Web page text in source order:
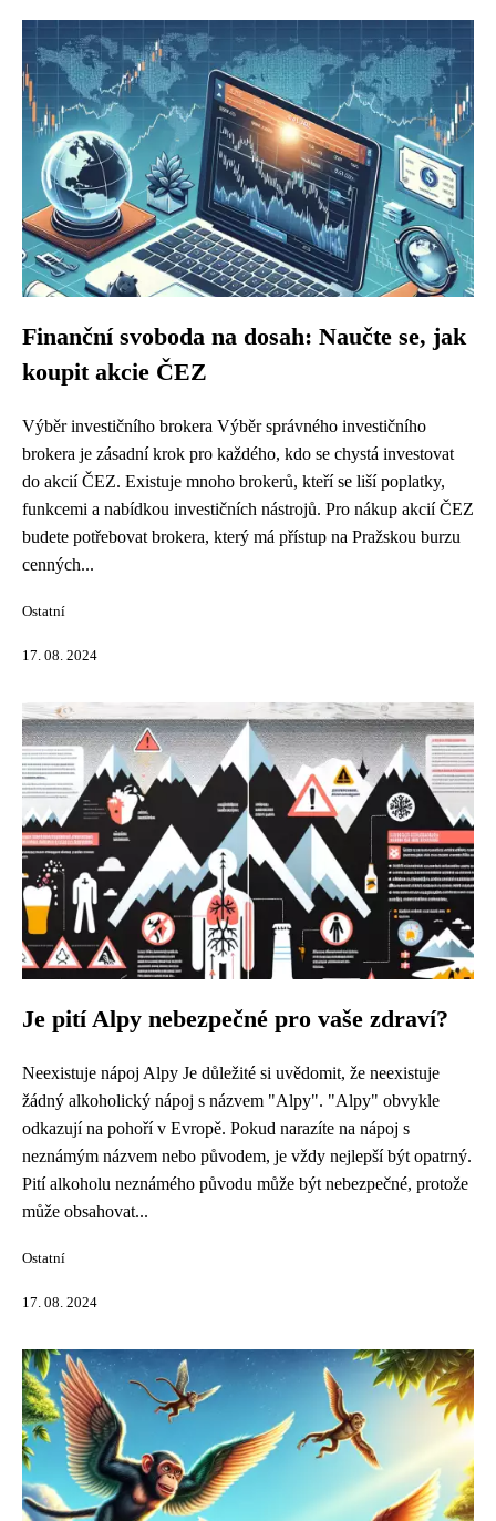
Finanční svoboda na dosah: Naučte se, jak
koupit akcie ČEZ
Výběr investičního brokera Výběr správného investičního
brokera je zásadní krok pro každého, kdo se chystá investovat
do akcií ČEZ. Existuje mnoho brokerů, kteří se liší poplatky,
funkcemi a nabídkou investičních nástrojů. Pro nákup akcií ČEZ
budete potřebovat brokera, který má přístup na Pražskou burzu
cenných...
Ostatní
17. 08. 2024
Je pití Alpy nebezpečné pro vaše zdraví?
Neexistuje nápoj Alpy Je důležité si uvědomit, že neexistuje
žádný alkoholický nápoj s názvem "Alpy". "Alpy" obvykle
odkazují na pohoří v Evropě. Pokud narazíte na nápoj s
neznámým názvem nebo původem, je vždy nejlepší být opatrný.
Pití alkoholu neznámého původu může být nebezpečné, protože
může obsahovat...
Ostatní
17. 08. 2024